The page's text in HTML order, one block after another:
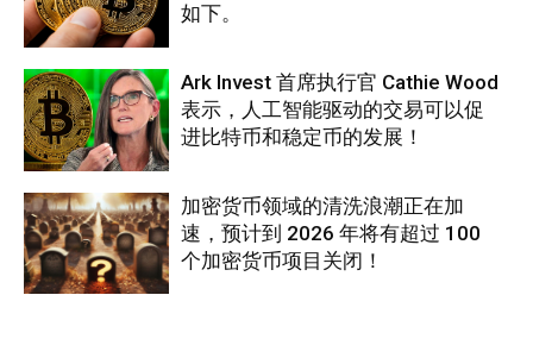
如下。
Ark Invest 首席执行官 Cathie Wood
表示，人工智能驱动的交易可以促
进比特币和稳定币的发展！
加密货币领域的清洗浪潮正在加
速，预计到 2026 年将有超过 100
个加密货币项目关闭！